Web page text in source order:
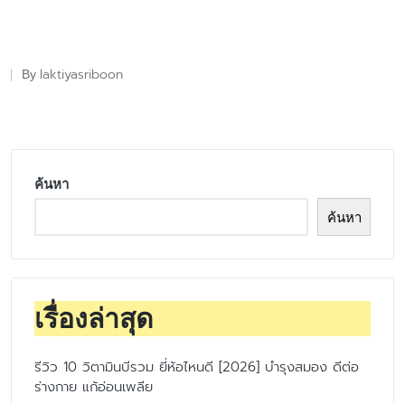
Posted
By laktiyasriboon
ค้นหา
ค้นหา
เรื่องล่าสุด
รีวิว 10 วิตามินบีรวม ยี่ห้อไหนดี [2026] บำรุงสมอง ดีต่อ
ร่างกาย แก้อ่อนเพลีย